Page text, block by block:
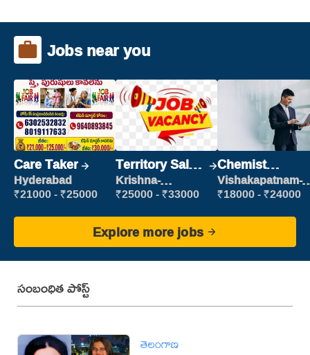
Jobs near you
Care Taker
Hyderabad
₹21000 - ₹25000
Territory Sales
Manager
Krishna-
vijayawada
₹25000 - ₹33000
Chemist
Production
Executive
Vishakapatnam-
new
₹18000 - ₹24000
Explore more jobs
సంబంధిత పోస్ట్
తెలంగాణ